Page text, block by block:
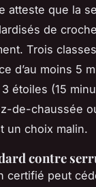
atteste que la
de
Trois
d’au moins 5
étoiles (15
de-chaussée
un choix malin.
contre
certifié peut